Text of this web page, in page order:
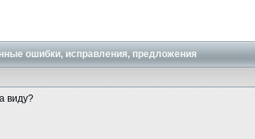
ошибки, исправления, предложения
виду?